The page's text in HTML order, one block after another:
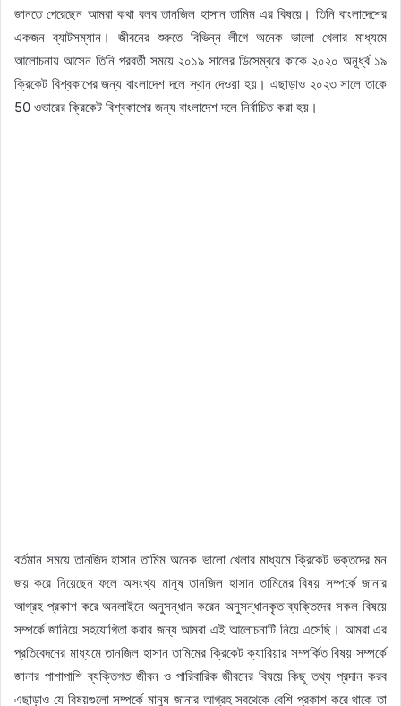
জানতে পেরেছেন আমরা কথা বলব তানজিল হাসান তামিম এর বিষয়ে। তিনি বাংলাদেশের
একজন ব্যাটসম্যান। জীবনের শুরুতে বিভিন্ন লীগে অনেক ভালো খেলার মাধ্যমে
আলোচনায় আসেন তিনি পরবর্তী সময়ে ২০১৯ সালের ডিসেম্বরে কাকে ২০২০ অনূর্ধ্ব ১৯
ক্রিকেট বিশ্বকাপের জন্য বাংলাদেশ দলে স্থান দেওয়া হয়। এছাড়াও ২০২৩ সালে তাকে
50 ওভারের ক্রিকেট বিশ্বকাপের জন্য বাংলাদেশ দলে নির্বাচিত করা হয়।
বর্তমান সময়ে তানজিদ হাসান তামিম অনেক ভালো খেলার মাধ্যমে ক্রিকেট ভক্তদের মন
জয় করে নিয়েছেন ফলে অসংখ্য মানুষ তানজিল হাসান তামিমের বিষয় সম্পর্কে জানার
আগ্রহ প্রকাশ করে অনলাইনে অনুসন্ধান করেন অনুসন্ধানকৃত ব্যক্তিদের সকল বিষয়ে
সম্পর্কে জানিয়ে সহযোগিতা করার জন্য আমরা এই আলোচনাটি নিয়ে এসেছি। আমরা এর
প্রতিবেদনের মাধ্যমে তানজিল হাসান তামিমের ক্রিকেট ক্যারিয়ার সম্পর্কিত বিষয় সম্পর্কে
জানার পাশাপাশি ব্যক্তিগত জীবন ও পারিবারিক জীবনের বিষয়ে কিছু তথ্য প্রদান করব
এছাড়াও যে বিষয়গুলো সম্পর্কে মানুষ জানার আগ্রহ সবথেকে বেশি প্রকাশ করে থাকে তা